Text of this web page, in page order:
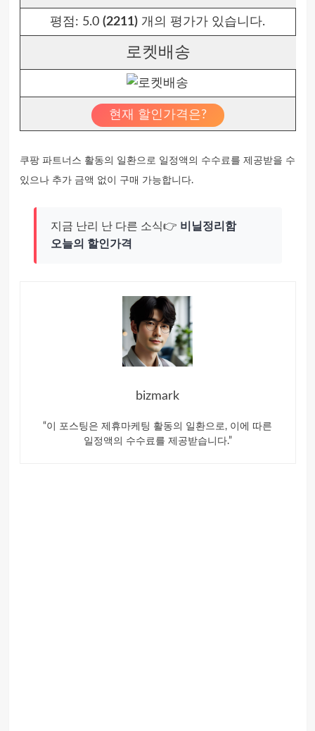
평점: 5.0 (2211) 개의 평가가 있습니다.
로켓배송
현재 할인가격은?
쿠팡 파트너스 활동의 일환으로 일정액의 수수료를 제공받을 수
있으나 추가 금액 없이 구매 가능합니다.
지금 난리 난 다른 소식👉 비닐정리함
오늘의 할인가격
bizmark
“이 포스팅은 제휴마케팅 활동의 일환으로, 이에 따른
일정액의 수수료를 제공받습니다.”